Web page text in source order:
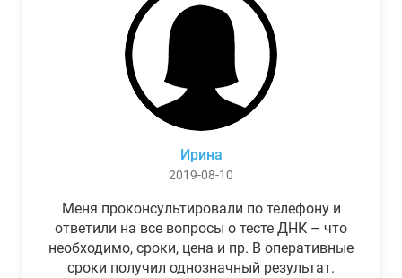
Ирина
2019-08-10
Меня проконсультировали по телефону и
ответили на все вопросы о тесте ДНК – что
необходимо, сроки, цена и пр. В оперативные
сроки получил однозначный результат.